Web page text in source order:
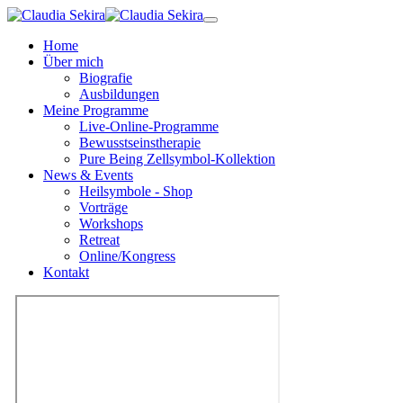
Zum
springenHome
Über mich
Biografie
Ausbildungen
Meine Programme
Live-Online-Programme
Bewusstseinstherapie
Pure Being Zellsymbol-Kollektion
News & Events
Heilsymbole - Shop
Vorträge
Workshops
Retreat
Online/Kongress
Kontakt